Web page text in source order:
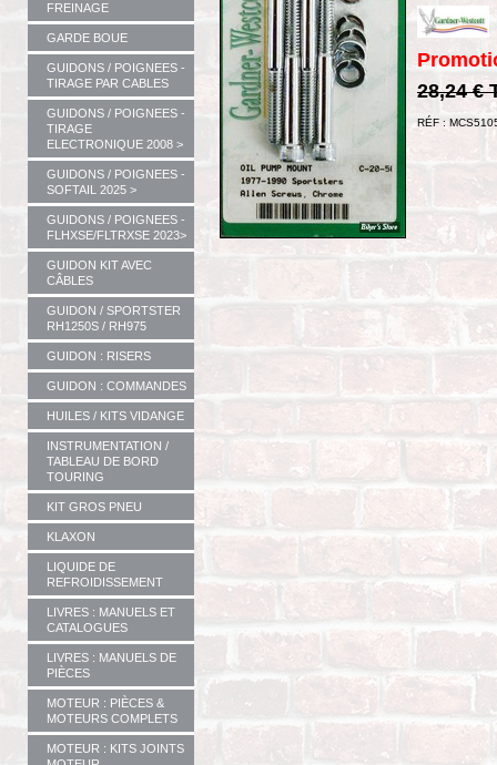
FREINAGE
GARDE BOUE
GUIDONS / POIGNEES -
TIRAGE PAR CABLES
GUIDONS / POIGNEES -
TIRAGE
ELECTRONIQUE 2008 >
GUIDONS / POIGNEES -
SOFTAIL 2025 >
GUIDONS / POIGNEES -
FLHXSE/FLTRXSE 2023>
GUIDON KIT AVEC
CÂBLES
GUIDON / SPORTSTER
RH1250S / RH975
GUIDON : RISERS
GUIDON : COMMANDES
HUILES / KITS VIDANGE
INSTRUMENTATION /
TABLEAU DE BORD
TOURING
KIT GROS PNEU
KLAXON
LIQUIDE DE
REFROIDISSEMENT
LIVRES : MANUELS ET
CATALOGUES
LIVRES : MANUELS DE
PIÈCES
MOTEUR : PIÈCES &
MOTEURS COMPLETS
MOTEUR : KITS JOINTS
28,24 €
RÉF :